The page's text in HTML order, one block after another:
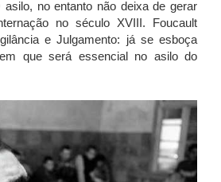
no entanto não deixa de gerar
no século XVIII. Foucault
e Julgamento: já se esboça
que será essencial no asilo do